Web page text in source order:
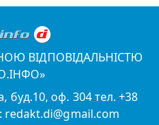
ВІДПОВІДАЛЬНІСТЮ
буд.10, оф. 304 тел. +38
redakt.di@gmail.com